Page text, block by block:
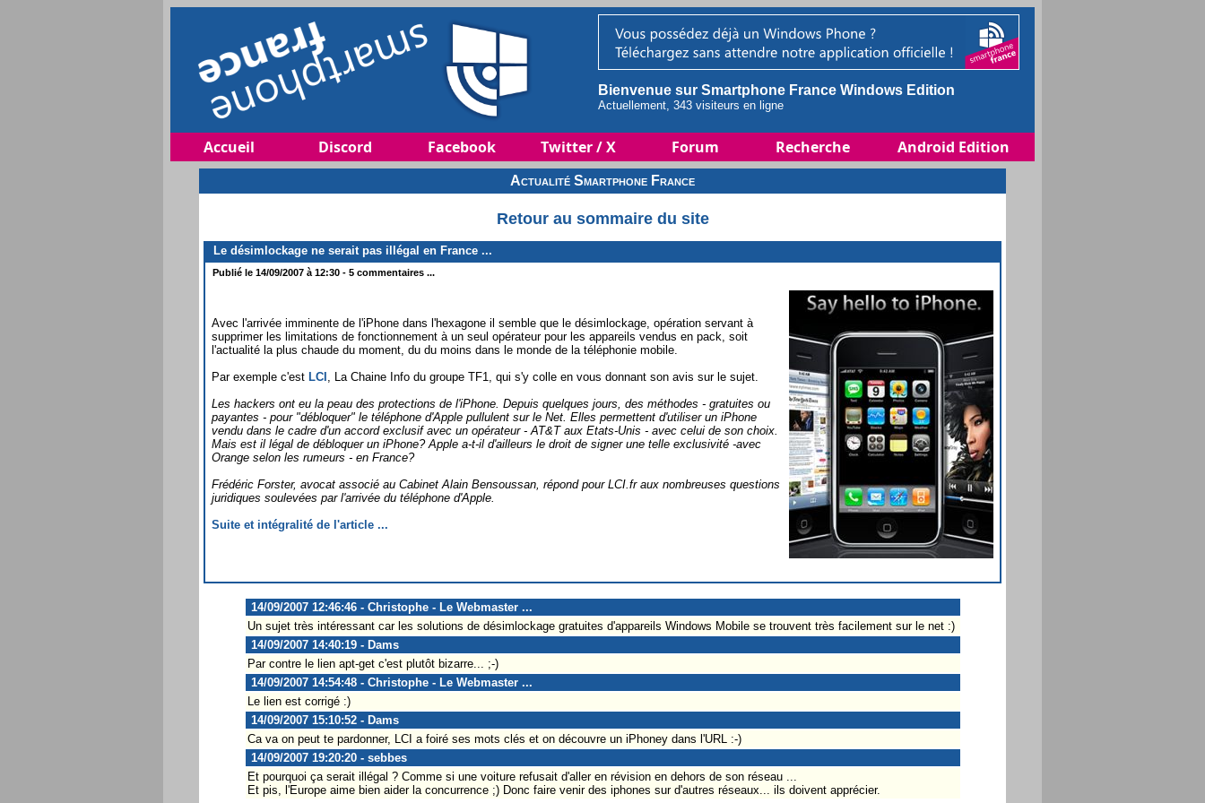
Bienvenue sur Smartphone France Windows Edition
Actuellement, 343 visiteurs en ligne
Accueil Discord Facebook Twitter / X Forum Recherche Android Edition
Actualité Smartphone France
Retour au sommaire du site
Le désimlockage ne serait pas illégal en France ...
Publié le 14/09/2007 à 12:30 - 5 commentaires ...
Avec l'arrivée imminente de l'iPhone dans l'hexagone il semble que le désimlockage, opération servant à
supprimer les limitations de fonctionnement à un seul opérateur pour les appareils vendus en pack, soit
l'actualité la plus chaude du moment, du du moins dans le monde de la téléphonie mobile.
Par exemple c'est LCI , La Chaine Info du groupe TF1, qui s'y colle en vous donnant son avis sur le sujet.
Les hackers ont eu la peau des protections de l'iPhone. Depuis quelques jours, des méthodes - gratuites ou
payantes - pour "débloquer" le téléphone d'Apple pullulent sur le Net. Elles permettent d'utiliser un iPhone
vendu dans le cadre d'un accord exclusif avec un opérateur - AT&T aux Etats-Unis - avec celui de son choix.
Mais est il légal de débloquer un iPhone? Apple a-t-il d'ailleurs le droit de signer une telle exclusivité -avec
Orange selon les rumeurs - en France?
Frédéric Forster, avocat associé au Cabinet Alain Bensoussan, répond pour LCI.fr aux nombreuses questions
juridiques soulevées par l'arrivée du téléphone d'Apple.
Suite et intégralité de l'article ...
14/09/2007 12:46:46 - Christophe - Le Webmaster ...
Un sujet très intéressant car les solutions de désimlockage gratuites d'appareils Windows Mobile se trouvent très facilement sur le net :)
14/09/2007 14:40:19 - Dams
Par contre le lien apt-get c'est plutôt bizarre... ;-)
14/09/2007 14:54:48 - Christophe - Le Webmaster ...
Le lien est corrigé :)
14/09/2007 15:10:52 - Dams
Ca va on peut te pardonner, LCI a foiré ses mots clés et on découvre un iPhoney dans l'URL :-)
14/09/2007 19:20:20 - sebbes
Et pourquoi ça serait illégal ? Comme si une voiture refusait d'aller en révision en dehors de son réseau ...
Et pis, l'Europe aime bien aider la concurrence ;) Donc faire venir des iphones sur d'autres réseaux... ils doivent apprécier.